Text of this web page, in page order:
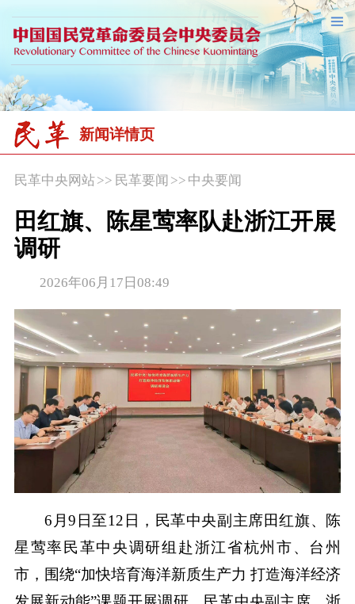
新闻详情页
民革中央网站>> 民革要闻 >> 中央要闻
田红旗、陈星莺率队赴浙江开展
调研
2026年06月17日08:49
6月9日至12日，民革中央副主席田红旗、陈
星莺率民革中央调研组赴浙江省杭州市、台州
市，围绕“加快培育海洋新质生产力 打造海洋经济